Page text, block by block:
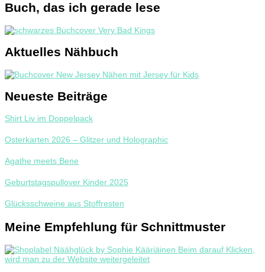
Buch, das ich gerade lese
Aktuelles Nähbuch
Neueste Beiträge
Shirt Liv im Doppelpack
Osterkarten 2026 – Glitzer und Holographic
Agathe meets Bene
Geburtstagspullover Kinder 2025
Glücksschweine aus Stoffresten
Meine Empfehlung für Schnittmuster